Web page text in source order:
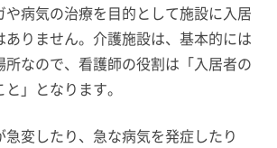
や病気の治療を目的として施設に入居
ありません。介護施設は、基本的には
所なので、看護師の役割は「入居者の
」となります。
変したり、急な病気を発症したり